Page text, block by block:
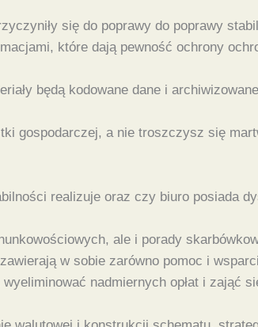
się do poprawy do poprawy
które dają pewność ochrony
będą kodowane dane i
gospodarczej, a nie troszczysz się
realizuje oraz czy biuro posiada
ale i porady
w sobie zarówno pomoc i
nadmiernych opłat i zająć